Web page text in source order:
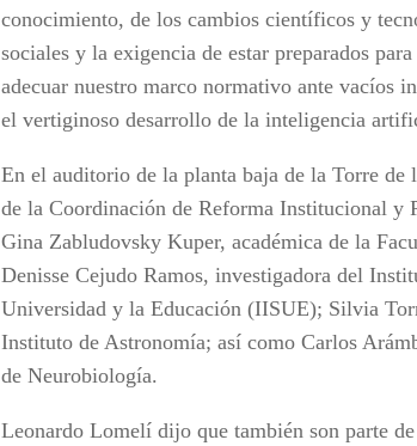
conocimiento, de los cambios científicos y
sociales y la exigencia de estar preparados
adecuar nuestro marco normativo ante vacíos
el vertiginoso desarrollo de la inteligencia
En el auditorio de la planta baja de la Torre de
de la Coordinación de Reforma Institucional y
Gina Zabludovsky Kuper, académica de la
Denisse Cejudo Ramos, investigadora del
Universidad y la Educación (IISUE); Silvia
Instituto de Astronomía; así como Carlos
de Neurobiología.
Leonardo Lomelí dijo que también son parte